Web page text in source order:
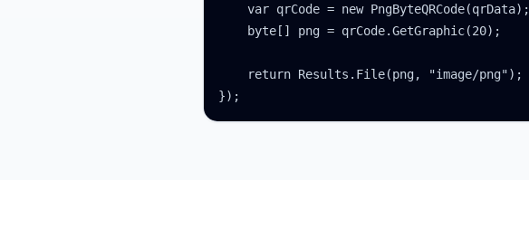
    var qrCode = new PngByteQRCode(qrData);
    byte[] png = qrCode.GetGraphic(20);
    return Results.File(png, "image/png");
});